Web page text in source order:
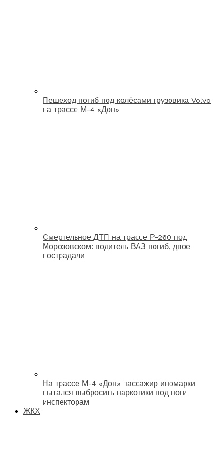
Пешеход погиб под колёсами грузовика Volvo
на трассе М-4 «Дон»
Смертельное ДТП на трассе Р-260 под
Морозовском: водитель ВАЗ погиб, двое
пострадали
На трассе М-4 «Дон» пассажир иномарки
пытался выбросить наркотики под ноги
инспекторам
ЖКХ